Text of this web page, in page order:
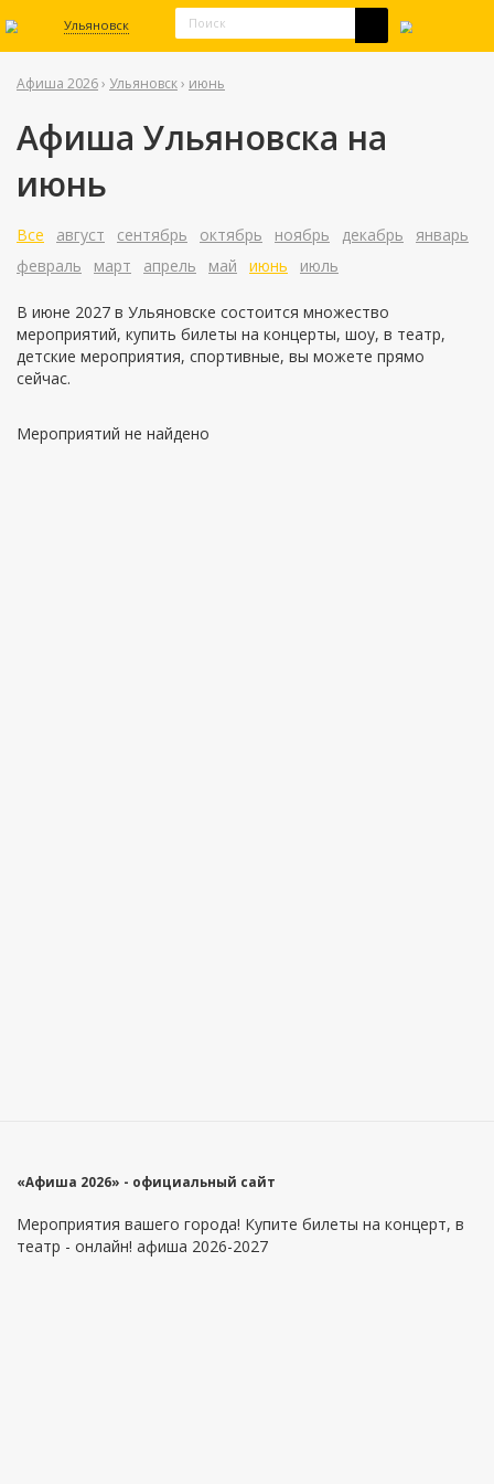
Ульяновск
Афиша 2026› Ульяновск› июнь
Афиша Ульяновска на
июнь
Все август сентябрь октябрь ноябрь декабрь
январь
февраль
март апрель май июнь июль
В июне 2027 в Ульяновске состоится множество
мероприятий, купить билеты на концерты, шоу, в театр,
детские мероприятия, спортивные, вы можете прямо
сейчас.
Мероприятий не найдено
«Афиша 2026» - официальный сайт
Мероприятия вашего города! Купите билеты на концерт, в
театр - онлайн! афиша 2026-2027